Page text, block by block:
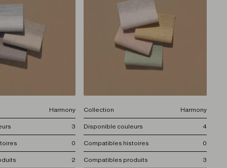
Harmony
3
0
2
Collection Harmony
Disponible couleurs 4
Compatibles histoires 0
Compatibles produits 3